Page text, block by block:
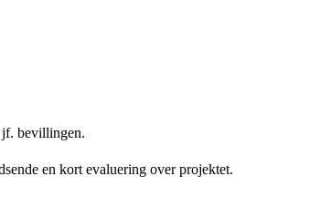
jf. bevillingen.
en kort evaluering over projektet.